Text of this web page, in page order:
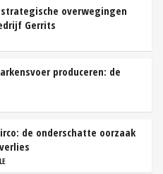
overwegingen
Gerrits
produceren: de
de onderschatte oorzaak